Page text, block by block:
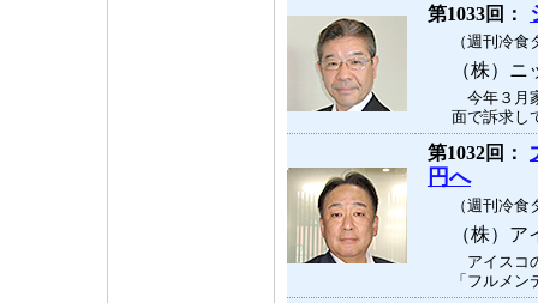
第1033回：
（週刊冷
（株）
今年３月
面で訴求し
第1032回：
円へ
（週刊冷
（株）
アイスコ
「フルメ